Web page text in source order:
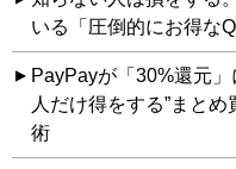
いる「圧倒的にお得な
PayPayが「30%還元
人だけ得をする”まと
術